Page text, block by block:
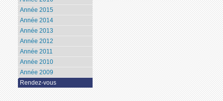
Année 2015
Année 2014
Année 2013
Année 2012
Année 2011
Année 2010
Année 2009
Rendez-vous